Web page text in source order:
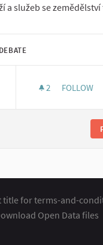
a služeb se zemědělství
2 2
FOLLOW
title for terms-and-
Open Data files